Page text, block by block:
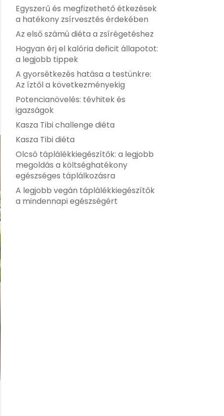
Egyszerű és megfizethető étkezések
a hatékony zsírvesztés érdekében
Az első számú diéta a zsírégetéshez
Hogyan érj el kalória deficit állapotot:
a legjobb tippek
A gyorsétkezés hatása a testünkre:
Az íztől a következményekig
Potencianövelés: tévhitek és
igazságok
Kasza Tibi challenge diéta
Kasza Tibi diéta
Olcsó táplálékkiegészítők: a legjobb
megoldás a költséghatékony
egészséges táplálkozásra
A legjobb vegán táplálékkiegészítők
a mindennapi egészségért